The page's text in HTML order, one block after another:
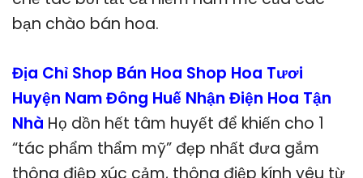
bạn chào bán hoa.
Địa Chỉ Shop Bán Hoa Shop Hoa Tươi
Huyện Nam Đông Huế Nhận Điện Hoa Tận
Nhà Họ dồn hết tâm huyết để khiến cho 1
“tác phẩm thẩm mỹ” đẹp nhất đưa gắm